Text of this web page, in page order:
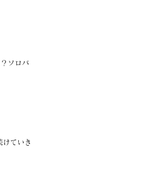
ソロバ
けていき